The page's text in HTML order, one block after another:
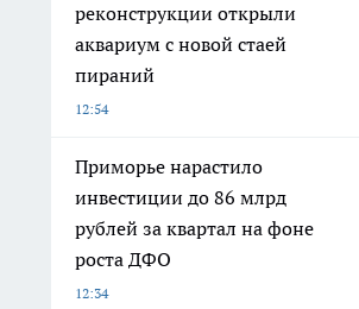
реконструкции открыли
аквариум с новой стаей
пираний
12:54
Приморье нарастило
инвестиции до 86 млрд
рублей за квартал на фоне
роста ДФО
12:34